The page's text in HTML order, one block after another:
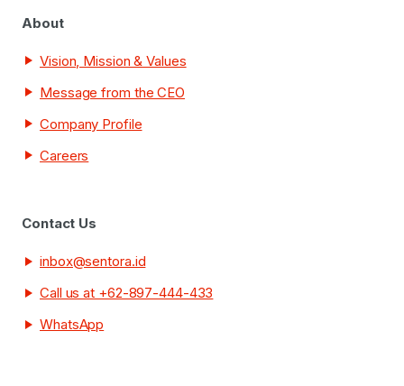
About
Vision, Mission & Values
Message from the CEO
Company Profile
Careers
Contact Us
inbox@sentora.id
Call us at +62-897-444-433
WhatsApp